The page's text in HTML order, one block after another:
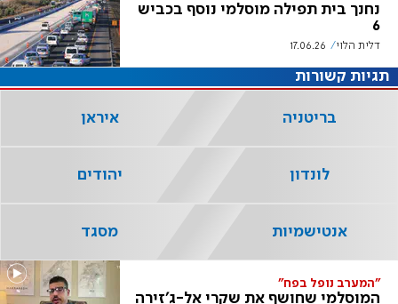
נחנך בית תפילה מוסלמי נוסף בכביש
6
דלית הלוי 17.06.26
"המערב נופל בפח"
המוסלמי שחושף את שקרי אל-ג'זירה
תגיות קשורות
בריטניה איראן
לונדון יהודים
אנטישמיות מסגד